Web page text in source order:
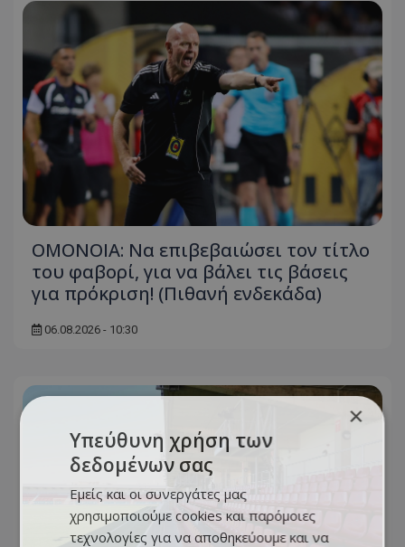
ΟΜΟΝΟΙΑ: Να επιβεβαιώσει τον τίτλο
του φαβορί, για να βάλει τις βάσεις
για πρόκριση! (Πιθανή ενδεκάδα)
06.08.2026 - 10:30
×
Υπεύθυνη χρήση των
δεδομένων σας
Εμείς και οι συνεργάτες μας
χρησιμοποιούμε cookies και παρόμοιες
τεχνολογίες για να αποθηκεύουμε και να